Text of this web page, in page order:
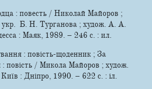
: повесть / Николай Майоров ;
укр. Б. Н. Турганова ; худож. А. А.
: Маяк, 1989. – 246 с. : ил.
: повість-­щоденник ; За
: повість / Микола Майоров ; худож.
: Дніпро, 1990. – 622 с. : іл.